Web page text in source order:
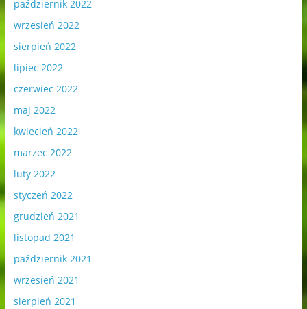
październik 2022
wrzesień 2022
sierpień 2022
lipiec 2022
czerwiec 2022
maj 2022
kwiecień 2022
marzec 2022
luty 2022
styczeń 2022
grudzień 2021
listopad 2021
październik 2021
wrzesień 2021
sierpień 2021